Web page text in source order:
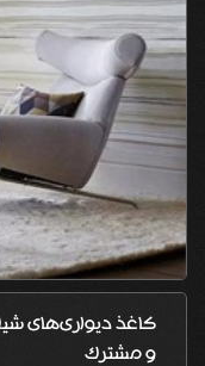
کاغذ دیواری‌های
و مشترک